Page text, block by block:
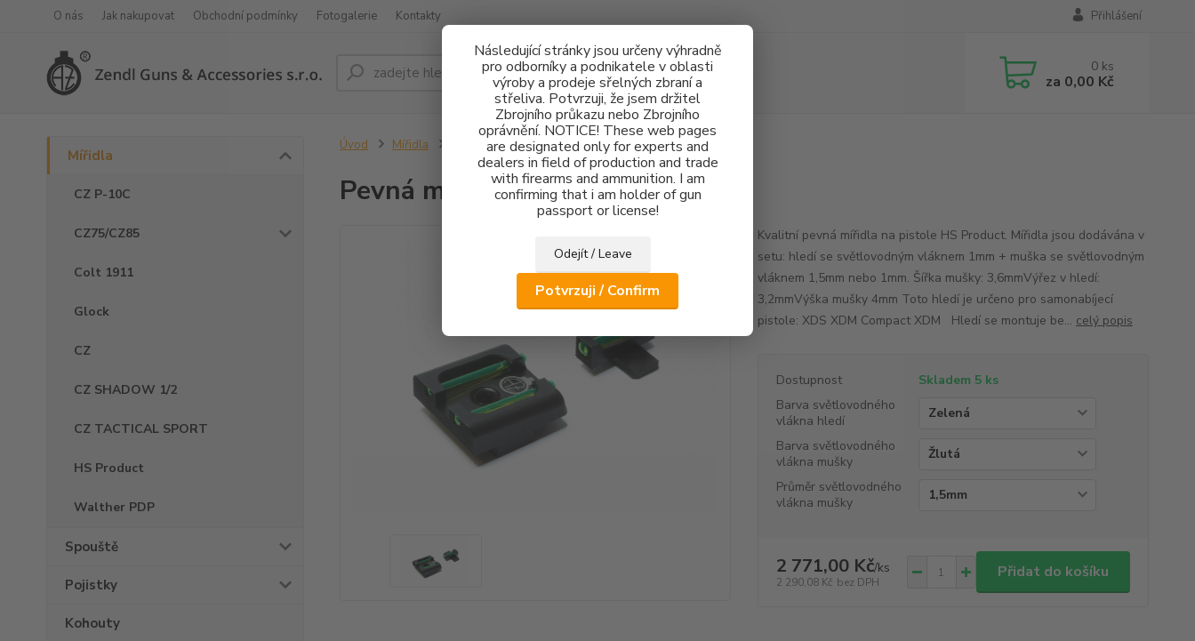
Následující stránky jsou určeny výhradně
pro odborníky a podnikatele v oblasti
výroby a prodeje sřelných zbraní a
střeliva. Potvrzuji, že jsem držitel
Zbrojního průkazu nebo Zbrojního
oprávnění. NOTICE! These web pages
are designated only for experts and
dealers in field of production and trade
with firearms and ammunition. I am
confirming that i am holder of gun
passport or license!
Odejít / Leave
Potvrzuji / Confirm
O nás Jak nakupovat Obchodní podmínky Fotogalerie Kontakty Přihlášení
Hledat 0 ks
za 0,00 Kč
Mířidla
CZ P-10C
CZ75/CZ85
Colt 1911
Glock
CZ
CZ SHADOW 1/2
CZ TACTICAL SPORT
HS Product
Walther PDP
Spouště
Pojistky
Kohouty
Úvod Mířidla Pevná mířidla HS Product FO
Pevná mířidla HS Product FO
Kvalitní pevná mířidla na pistole HS Product. Mířidla jsou dodávána v
setu: hledí se světlovodným vláknem 1mm + muška se světlovodným
vláknem 1,5mm nebo 1mm. Šířka mušky: 3,6mmVýřez v hledí:
3,2mmVýška mušky 4mm Toto hledí je určeno pro samonabíjecí
pistole: XDS XDM Compact XDM Hledí se montuje be... celý popis
Dostupnost
Skladem 5 ks
Barva světlovodného
vlákna hledí
Barva světlovodného
vlákna mušky
Průměr světlovodného
vlákna mušky
2 771,00 Kč/ks
2 290,08 Kč bez DPH
Přidat do košíku